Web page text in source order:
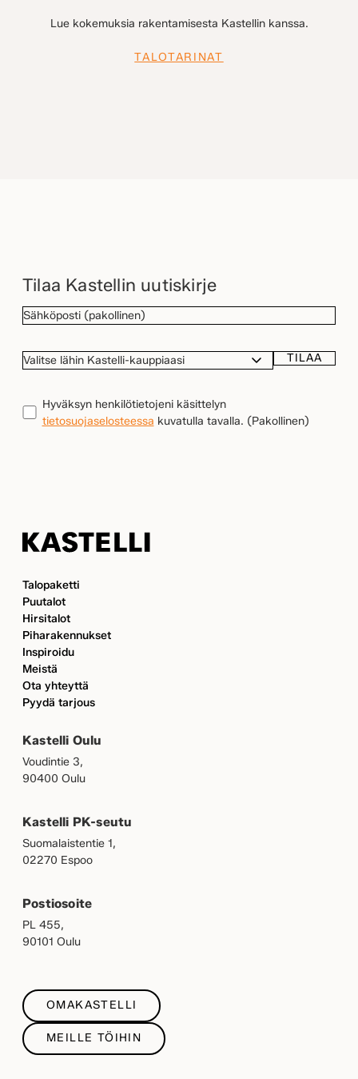
Lue kokemuksia rakentamisesta Kastellin kanssa.
TALOTARINAT
Tilaa Kastellin uutiskirje
SÄHKÖPOSTI(Pakollinen)
VALITSE
KAUPPIAASI
TIETOSUOJA(Pakollinen)
Hyväksyn henkilötietojeni käsittelyn
tietosuojaselosteessa kuvatulla tavalla. (Pakollinen)
TILAA
Talopaketti
Puutalot
Hirsitalot
Piharakennukset
Inspiroidu
Meistä
Ota yhteyttä
Pyydä tarjous
Kastelli Oulu
Voudintie 3,
90400 Oulu
Kastelli PK-seutu
Suomalaistentie 1,
02270 Espoo
Postiosoite
PL 455,
90101 Oulu
OMAKASTELLI
MEILLE TÖIHIN